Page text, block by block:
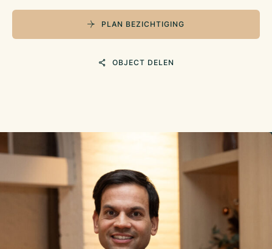
PLAN BEZICHTIGING
OBJECT DELEN